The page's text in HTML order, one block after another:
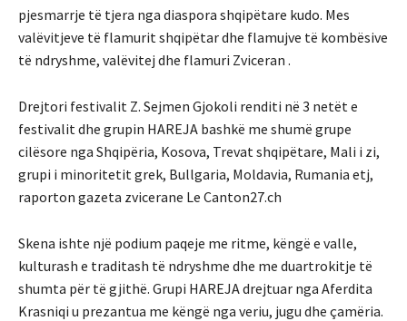
pjesmarrje të tjera nga diaspora shqipëtare kudo. Mes
valëvitjeve të flamurit shqipëtar dhe flamujve të kombësive
të ndryshme, valëvitej dhe flamuri Zviceran .
Drejtori festivalit Z. Sejmen Gjokoli renditi në 3 netët e
festivalit dhe grupin HAREJA bashkë me shumë grupe
cilësore nga Shqipëria, Kosova, Trevat shqipëtare, Mali i zi,
grupi i minoritetit grek, Bullgaria, Moldavia, Rumania etj,
raporton gazeta zvicerane Le Canton27.ch
Skena ishte një podium paqeje me ritme, këngë e valle,
kulturash e traditash të ndryshme dhe me duartrokitje të
shumta për të gjithë. Grupi HAREJA drejtuar nga Aferdita
Krasniqi u prezantua me këngë nga veriu, jugu dhe çamëria.